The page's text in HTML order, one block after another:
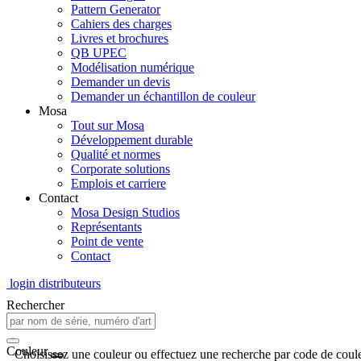
Pattern Generator
Cahiers des charges
Livres et brochures
QB UPEC
Modélisation numérique
Demander un devis
Demander un échantillon de couleur
Mosa
Tout sur Mosa
Développement durable
Qualité et normes
Corporate solutions
Emplois et carriere
Contact
Mosa Design Studios
Représentants
Point de vente
Contact
login distributeurs
Rechercher
Couleur
Choisissez une couleur ou effectuez une recherche par code de